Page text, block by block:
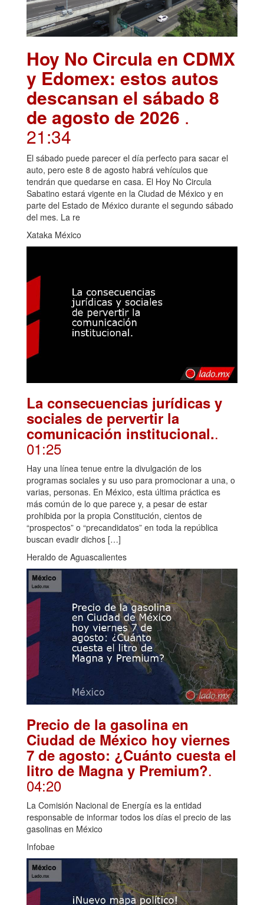
Hoy No Circula en CDMX
y Edomex: estos autos
descansan el sábado 8
de agosto de 2026 .
21:34
El sábado puede parecer el día perfecto para sacar el
auto, pero este 8 de agosto habrá vehículos que
tendrán que quedarse en casa. El Hoy No Circula
Sabatino estará vigente en la Ciudad de México y en
parte del Estado de México durante el segundo sábado
del mes. La re
Xataka México
La consecuencias jurídicas y
sociales de pervertir la
comunicación institucional..
01:25
Hay una línea tenue entre la divulgación de los
programas sociales y su uso para promocionar a una, o
varias, personas. En México, esta última práctica es
más común de lo que parece y, a pesar de estar
prohibida por la propia Constitución, cientos de
“prospectos” o “precandidatos” en toda la república
buscan evadir dichos […]
Heraldo de Aguascalientes
Precio de la gasolina en
Ciudad de México hoy viernes
7 de agosto: ¿Cuánto cuesta el
litro de Magna y Premium?.
04:20
La Comisión Nacional de Energía es la entidad
responsable de informar todos los días el precio de las
gasolinas en México
Infobae